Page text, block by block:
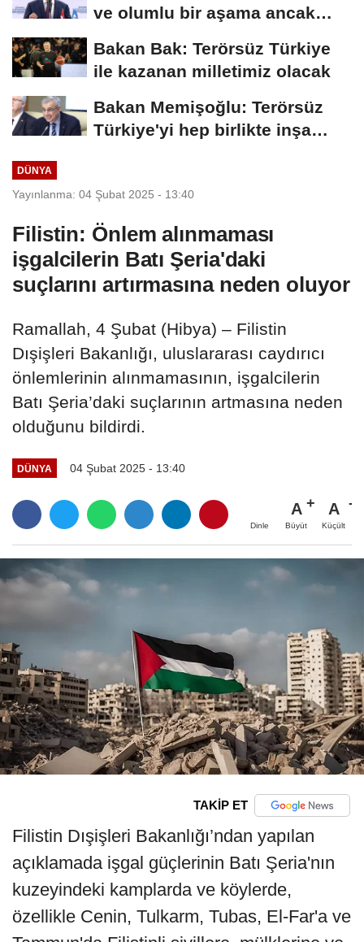
ve olumlu bir aşama ancak
Bakan Bak: Terörsüz Türkiye
ile kazanan milletimiz olacak
Bakan Memişoğlu: Terörsüz
Türkiye'yi hep birlikte inşa
DÜNYA
Yayınlanma: 04 Şubat 2025 - 13:40
Filistin: Önlem alınmaması
işgalcilerin Batı Şeria'daki
suçlarını artırmasına neden oluyor
Ramallah, 4 Şubat (Hibya) – Filistin
Dışişleri Bakanlığı, uluslararası caydırıcı
önlemlerinin alınmamasının, işgalcilerin
Batı Şeria’daki suçlarının artmasına neden
olduğunu bildirdi.
DÜNYA 04 Şubat 2025 - 13:40
Dinle
A
Büyüt
A
Küçült
TAKİP ET
Filistin Dışişleri Bakanlığı’ndan yapılan
açıklamada işgal güçlerinin Batı Şeria'nın
kuzeyindeki kamplarda ve köylerde,
özellikle Cenin, Tulkarm, Tubas, El-Far'a ve